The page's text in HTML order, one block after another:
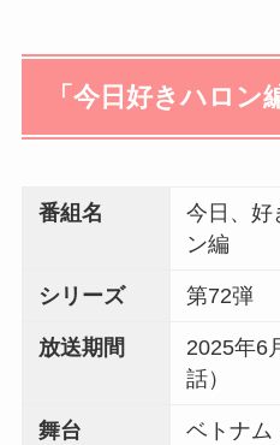
「今日好きハロン
番組名
今日、好
ン編
シリーズ 第72弾
放送期間
2025年6
話）
舞台 ベトナム